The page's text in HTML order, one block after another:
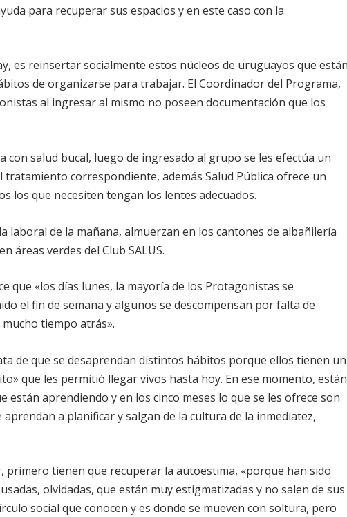
para recuperar sus espacios y en este caso con la
es reinsertarsocialmente estos núcleos de uruguayos que
de organizarse para trabajar. El Coordinador del Programa,
al ingresar al mismo no poseendocumentación que los
consalud bucal, luego de ingresado al grupo se les efectúa un
correspondiente, además Salud Pública ofrece un
los que necesiten tengan los lentes adecuados.
laboral de la mañana, almuerzan en loscantones de albañilería
áreas verdes del Club SALUS.
que «los días lunes, la mayoría de los Protagonistas se
el fin de semana y algunos se descompensan por falta de
tiempo atrás».
de que se desaprendan distintos hábitos porque ellos tienen un
que les permitió llegar vivos hasta hoy. En ese momento, están
están aprendiendo y en los cinco meses lo que se les ofrece son
a planificar y salgan de la cultura de la inmediatez,
, primero tienen que recuperar la autoestima, «porque han sido
olvidadas, que están muyestigmatizadas y no salen de sus
social que conocen y es donde se mueven con soltura, pero